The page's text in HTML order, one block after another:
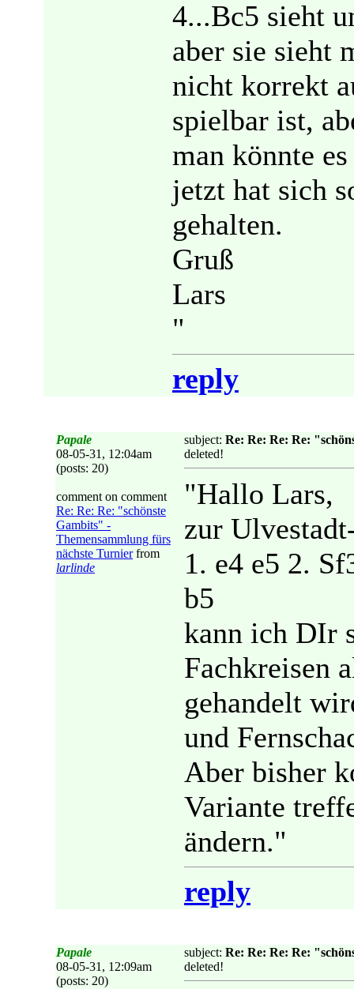
4...Bc5 sieht
aber sie sieht
nicht korrekt
spielbar ist,
man könnte
jetzt hat sich
gehalten.
Gruß
Lars
"
reply
Papale
08-05-31, 12:04am
(posts: 20)
comment on comment
Re: Re: Re: "schönste
Gambits" -
Themensammlung fürs
nächste Turnierfrom
larlinde
subject: Re: Re: Re: Re:
deleted!
"Hallo Lars,
zur
1. e4 e5 2.
b5
kann ich DIr
Fachkreisen
gehandelt
und
Aber bisher
Variante
ändern."
reply
Papale
08-05-31, 12:09am
(posts: 20)
subject: Re: Re: Re: Re:
deleted!